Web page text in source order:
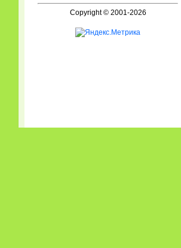
Copyright © 2001-2026